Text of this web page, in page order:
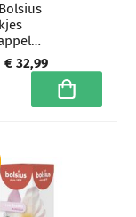
60 ml -
€ 32,99
In